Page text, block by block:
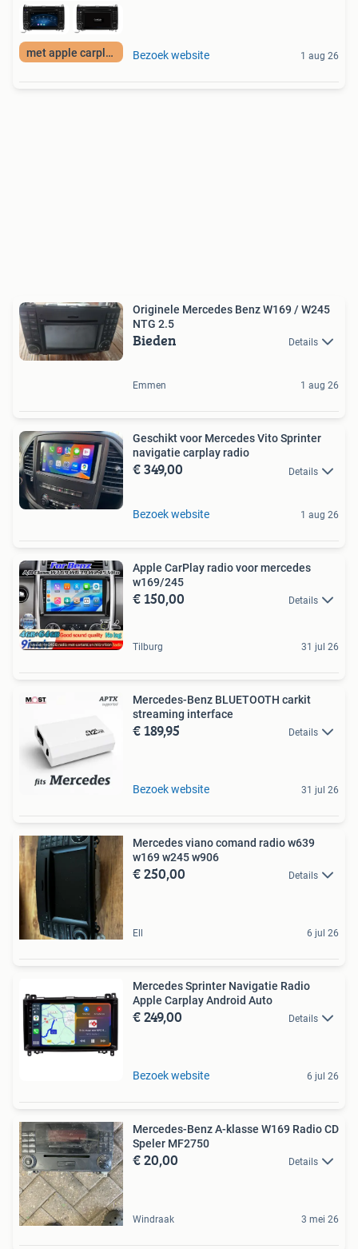
met apple carplay Bezoek website 1 aug 26
Originele Mercedes Benz W169 / W245
NTG 2.5
Bieden Details
Emmen 1 aug 26
Geschikt voor Mercedes Vito Sprinter
navigatie carplay radio
€ 349,00 Details
Bezoek website 1 aug 26
Apple CarPlay radio voor mercedes
w169/245
€ 150,00 Details
Tilburg 31 jul 26
Mercedes-Benz BLUETOOTH carkit
streaming interface
€ 189,95 Details
Bezoek website 31 jul 26
Mercedes viano comand radio w639
w169 w245 w906
€ 250,00 Details
Ell 6 jul 26
Mercedes Sprinter Navigatie Radio
Apple Carplay Android Auto
€ 249,00 Details
Bezoek website 6 jul 26
Mercedes-Benz A-klasse W169 Radio CD
Speler MF2750
€ 20,00 Details
Windraak 3 mei 26